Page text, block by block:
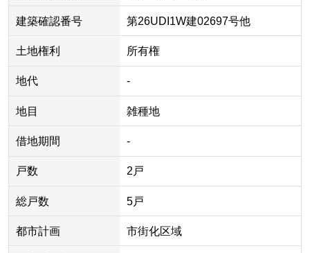
建築確認番号 第26UDI1W建02697号他
土地権利 所有権
地代 -
地目 雑種地
借地期間 -
戸数 2戸
総戸数 5戸
都市計画 市街化区域